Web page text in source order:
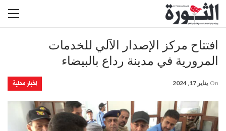
افتتاح مركز الإصدار الآلي للخدمات
المرورية في مدينة رداع بالبيضاء
اخبار محلية On يناير 17, 2024